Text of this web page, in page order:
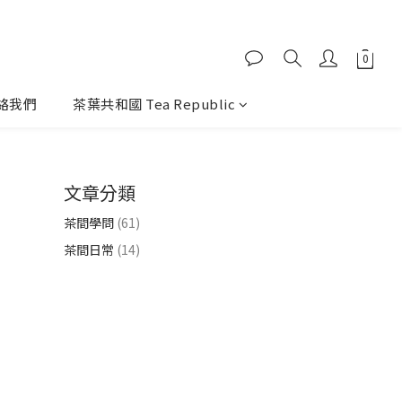
我們 茶葉共和國 Tea Republic
文章分類
茶間學問 (61)
茶間日常 (14)